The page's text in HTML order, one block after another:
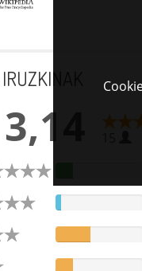
3,14